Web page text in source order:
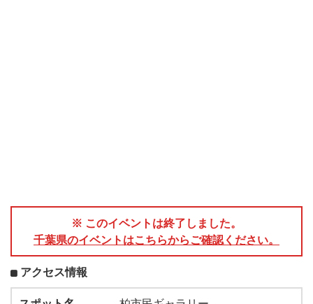
※ このイベントは終了しました。
千葉県のイベントはこちらからご確認ください。
アクセス情報